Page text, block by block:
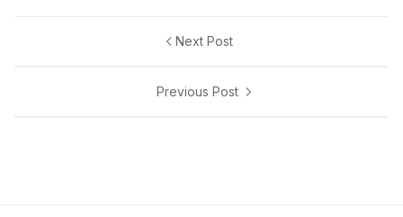
Next Post
Previous Post